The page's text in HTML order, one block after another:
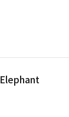
Elephant